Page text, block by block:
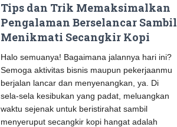
Tips dan Trik Memaksimalkan
Pengalaman Berselancar Sambil
Menikmati Secangkir Kopi
Halo semuanya! Bagaimana jalannya hari ini?
Semoga aktivitas bisnis maupun pekerjaanmu
berjalan lancar dan menyenangkan, ya. Di
sela-sela kesibukan yang padat, meluangkan
waktu sejenak untuk beristirahat sambil
menyeruput secangkir kopi hangat adalah